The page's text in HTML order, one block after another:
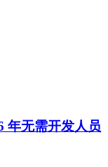
年无需开发人员